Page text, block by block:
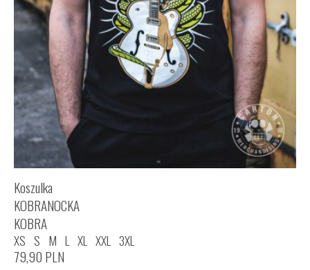
Koszulka
KOBRANOCKA
KOBRA
XS S M L XL XXL 3XL
79,90 PLN